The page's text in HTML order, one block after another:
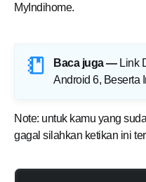
MyIndihome.
Baca juga — Link
Android 6, Beserta
Note: untuk kamu yang
gagal silahkan ketikan ini